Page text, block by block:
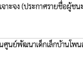
าะจง (ประกาศรายชื่อผู้ชน
ยนศูนย์พัฒนาเด็กเล็กบ้